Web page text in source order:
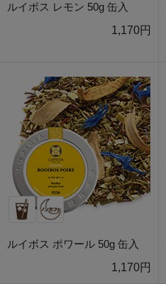
ルイボス レモン 50g 缶入
1,170円
ルイボス ポワール 50g 缶入
1,170円